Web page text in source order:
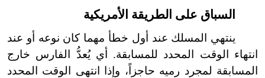
السباق على الطريقة الأمريكية
ينتهي المسلك عند أول خطأ مهما كان نوعه أو عند
انتهاء الوقت المحدد للمسابقة. أي يُعدُّ الفارس خارج
المسابقة لمجرد رميه حاجزاً، وإذا انتهى الوقت المحدد